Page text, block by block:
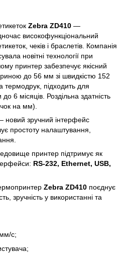
Zebra ZD410 —
високофункціональний
чеків і браслетів. Компанія
новітні технології при
принтер забезпечує якісний
до 56 мм зі швидкістю 152
підходить для
6 місяців. Роздільна здатність
на мм).
зручний інтерфейс
простоту налаштування,
принтер підтримує як
RS-232, Ethernet, USB,
Zebra ZD410 поєднує
зручність у використанні та
с;